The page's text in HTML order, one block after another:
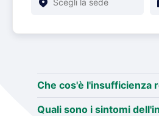
Che cos'è l'insufficienza
Quali sono i sintomi